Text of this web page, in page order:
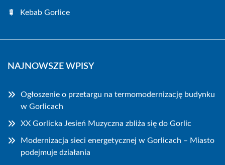
Kebab Gorlice
NAJNOWSZE WPISY
Ogłoszenie o przetargu na termomodernizację budynku
w Gorlicach
XX Gorlicka Jesień Muzyczna zbliża się do Gorlic
Modernizacja sieci energetycznej w Gorlicach – Miasto
podejmuje działania